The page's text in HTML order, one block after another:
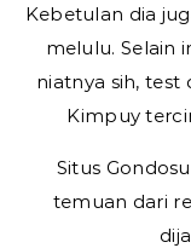
Kebetulan dia
melulu. Selain
niatnya sih, test
Kimpuy
Situs
temuan dari